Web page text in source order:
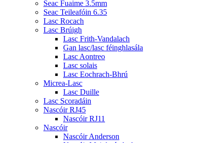
Seac Fuaime 3.5mm
Seac Teileafóin 6.35
Lasc Rocach
Lasc Brúigh
Lasc Frith-Vandalach
Gan lasc/lasc féinghlasála
Lasc Aontreo
Lasc solais
Lasc Eochrach-Bhrú
Micrea-Lasc
Lasc Duille
Lasc Scoradáin
Nascóir RJ45
Nascóir RJ11
Nascóir
Nascóir Anderson